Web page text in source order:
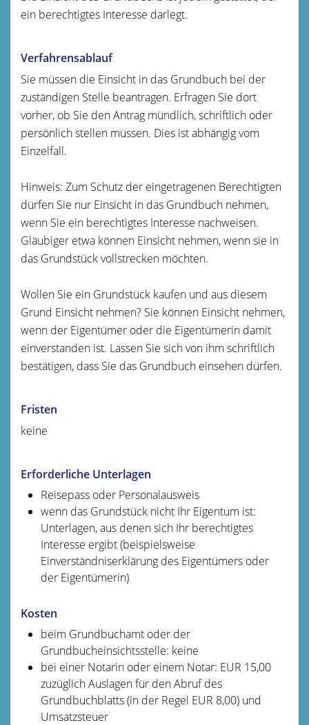
ein berechtigtes Interesse darlegt.
Verfahrensablauf
Sie müssen die Einsicht in das Grundbuch bei der
zuständigen Stelle beantragen. Erfragen Sie dort
vorher, ob Sie den Antrag mündlich, schriftlich oder
persönlich stellen müssen. Dies ist abhängig vom
Einzelfall.
Hinweis: Zum Schutz der eingetragenen Berechtigten
dürfen Sie nur Einsicht in das Grundbuch nehmen,
wenn Sie ein berechtigtes Interesse nachweisen.
Gläubiger etwa können Einsicht nehmen, wenn sie in
das Grundstück vollstrecken möchten.
Wollen Sie ein Grundstück kaufen und aus diesem
Grund Einsicht nehmen? Sie können Einsicht nehmen,
wenn der Eigentümer oder die Eigentümerin damit
einverstanden ist. Lassen Sie sich von ihm schriftlich
bestätigen, dass Sie das Grundbuch einsehen dürfen.
Fristen
keine
Erforderliche Unterlagen
Reisepass oder Personalausweis
wenn das Grundstück nicht Ihr Eigentum ist:
Unterlagen, aus denen sich Ihr berechtigtes
Interesse ergibt (beispielsweise
Einverständniserklärung des Eigentümers oder
der Eigentümerin)
Kosten
beim Grundbuchamt oder der
Grundbucheinsichtsstelle: keine
bei einer Notarin oder einem Notar: EUR 15,00
zuzüglich Auslagen für den Abruf des
Grundbuchblatts (in der Regel EUR 8,00) und
Umsatzsteuer